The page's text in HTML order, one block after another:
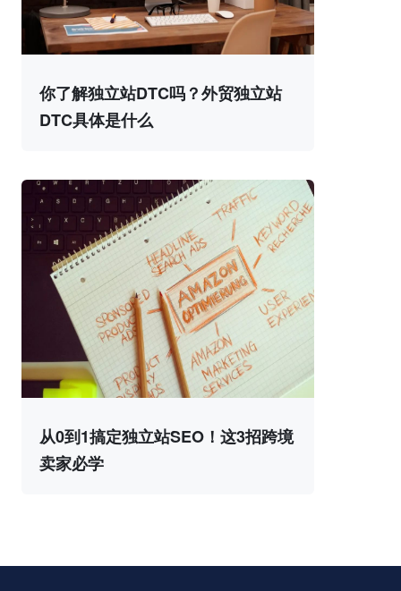
你了解独立站DTC吗？外贸独立站
DTC具体是什么
从0到1搞定独立站SEO！这3招跨境
卖家必学